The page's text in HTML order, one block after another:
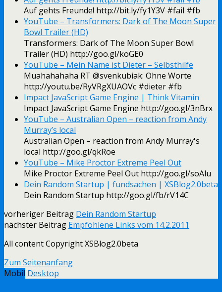
Auf gehts Freunde! http://bit.ly/fy1Y3V #fail #fb
YouTube – Transformers: Dark of The Moon Super
Bowl Trailer (HD)
Transformers: Dark of The Moon Super Bowl
Trailer (HD) http://goo.gl/koGE0
YouTube – Mein Name ist Dieter – Selbsthilfe
Muahahahaha RT @svenkubiak: Ohne Worte
http://youtu.be/RyVRgXUAOVc #dieter #fb
Impact JavaScript Game Engine | Think Vitamin
Impact JavaScript Game Engine http://goo.gl/3nBrx
YouTube – Australian Open – reaction from Andy
Murray’s local
Australian Open – reaction from Andy Murray's
local http://goo.gl/qkRoe
YouTube – Mike Proctor Extreme Peel Out
Mike Proctor Extreme Peel Out http://goo.gl/soAlu
Dein Random Startup | fundsachen | XSBlog2.0beta
Dein Random Startup http://goo.gl/fb/rV14C
vorheriger Beitrag Dein Random Startup
nächster Beitrag Empfohlene Links vom 14.2.2011
All content Copyright XSBlog2.0beta
Zum Seitenanfang
Mobil Desktop